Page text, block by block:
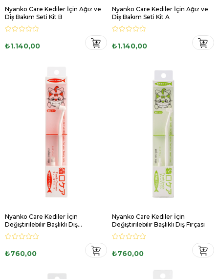
Nyanko Care Kediler İçin Ağız ve
Diş Bakım Seti Kit B
₺1.140,00
Nyanko Care Kediler İçin Ağız ve
Diş Bakım Seti Kit A
₺1.140,00
Nyanko Care Kediler İçin
Değiştirilebilir Başlıklı Diş
Temizleyici
₺760,00
Nyanko Care Kediler İçin
Değiştirilebilir Başlıklı Diş Fırçası
₺760,00